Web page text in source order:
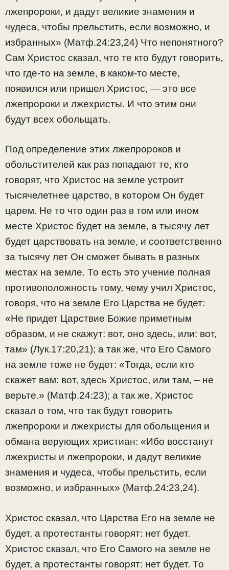
лжепророки, и дадут великие знамения и
чудеса, чтобы прельстить, если возможно, и
избранных» (Матф.24:23,24) Что непонятного?
Сам Христос сказал, что те кто будут говорить,
что где-то на земле, в каком-то месте,
появился или пришел Христос, — это все
лжепророки и лжехристы. И что этим они
будут всех обольщать.
Под определение этих лжепророков и
обольстителей как раз попадают те, кто
говорят, что Христос на земле устроит
тысячелетнее царство, в котором Он будет
царем. Не то что один раз в том или ином
месте Христос будет на земле, а тысячу лет
будет царствовать на земле, и соответственно
за тысячу лет Он сможет бывать в разных
местах на земле. То есть это учение полная
противоположность тому, чему учил Христос,
говоря, что на земле Его Царства не будет:
«Не придет Царствие Божие приметным
образом, и не скажут: вот, оно здесь, или: вот,
там» (Лук.17:20,21); а так же, что Его Самого
на земле тоже не будет: «Тогда, если кто
скажет вам: вот, здесь Христос, или там, – не
верьте.» (Матф.24:23); а так же, Христос
сказал о том, что так будут говорить
лжепророки и лжехристы для обольщения и
обмана верующих христиан: «Ибо восстанут
лжехристы и лжепророки, и дадут великие
знамения и чудеса, чтобы прельстить, если
возможно, и избранных» (Матф.24:23,24).
Христос сказал, что Царства Его на земле не
будет, а протестанты говорят: нет будет.
Христос сказал, что Его Самого на земле не
будет, а протестанты говорят: нет будет. То